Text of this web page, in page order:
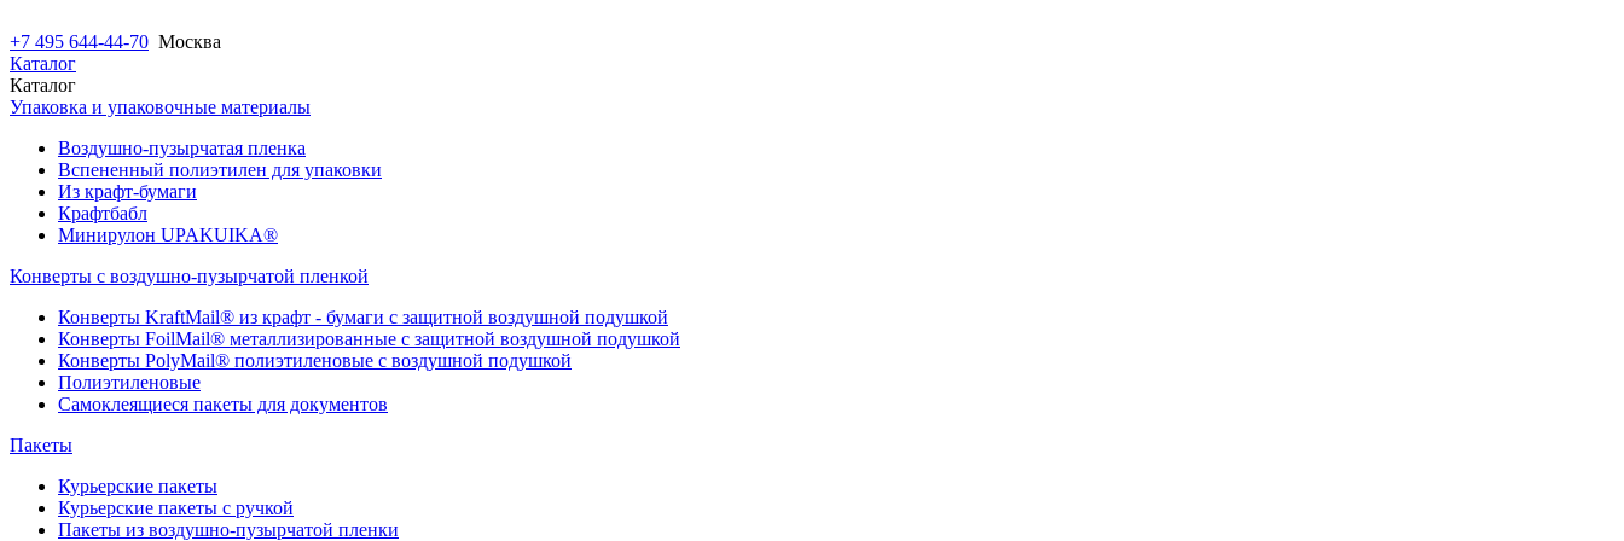
+7 495 644-44-70 Москва
Каталог
Каталог
Упаковка и упаковочные материалы
Воздушно-пузырчатая пленка
Вспененный полиэтилен для упаковки
Из крафт-бумаги
Крафтбабл
Минирулон UPAKUIKA®
Конверты с воздушно-пузырчатой пленкой
Конверты KraftMail® из крафт - бумаги с защитной воздушной подушкой
Конверты FoilMail® металлизированные с защитной воздушной подушкой
Конверты PolyMail® полиэтиленовые с воздушной подушкой
Полиэтиленовые
Самоклеящиеся пакеты для документов
Пакеты
Курьерские пакеты
Курьерские пакеты с ручкой
Пакеты из воздушно-пузырчатой пленки